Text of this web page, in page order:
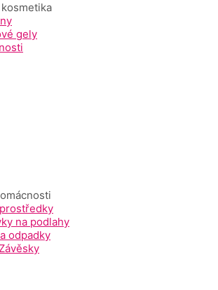
gely
na podlahy
odpadky